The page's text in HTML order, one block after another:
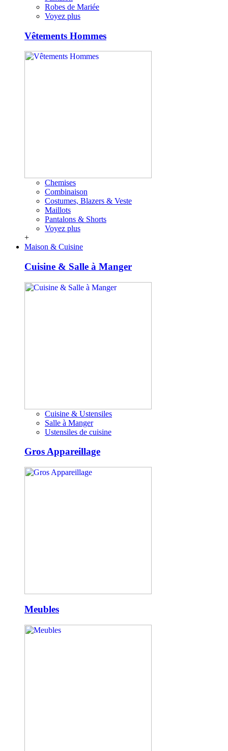
Robes de Mariée
Voyez plus
Vêtements Hommes
Chemises
Combinaison
Costumes, Blazers & Veste
Maillots
Pantalons & Shorts
Voyez plus
+
Maison & Cuisine
Cuisine & Salle à Manger
Cuisine & Ustensiles
Salle à Manger
Ustensiles de cuisine
Gros Appareillage
Meubles